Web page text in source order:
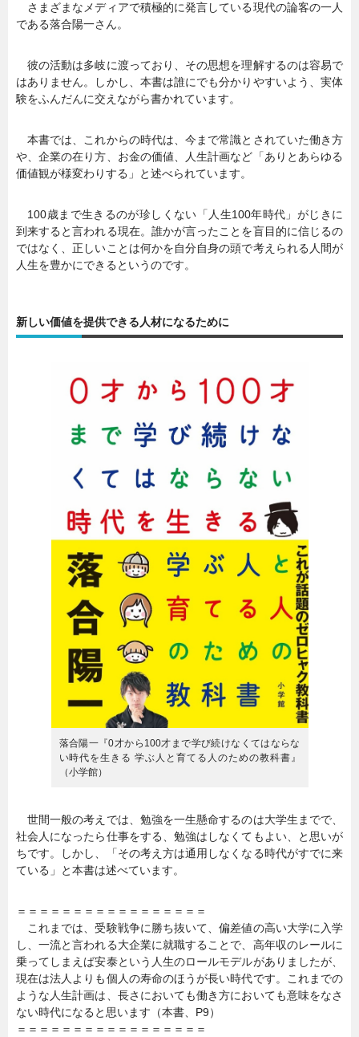
さまざまなメディアで積極的に発言している現代の論客の一人
である落合陽一さん。
彼の活動は多岐に渡っており、その思想を理解するのは容易で
はありません。しかし、本書は誰にでも分かりやすいよう、実体
験をふんだんに交えながら書かれています。
本書では、これからの時代は、今まで常識とされていた働き方
や、企業の在り方、お金の価値、人生計画など「ありとあらゆる
価値観が様変わりする」と述べられています。
100歳まで生きるのが珍しくない「人生100年時代」がじきに
到来すると言われる現在。誰かが言ったことを盲目的に信じるの
ではなく、正しいことは何かを自分自身の頭で考えられる人間が
人生を豊かにできるというのです。
新しい価値を提供できる人材になるために
落合陽一『0才から100才まで学び続けなくてはならな
い時代を生きる 学ぶ人と育てる人のための教科書』
（小学館）
世間一般の考えでは、勉強を一生懸命するのは大学生までで、
社会人になったら仕事をする、勉強はしなくてもよい、と思いが
ちです。しかし、「その考え方は通用しなくなる時代がすでに来
ている」と本書は述べています。
＝＝＝＝＝＝＝＝＝＝＝＝＝＝＝＝＝
これまでは、受験戦争に勝ち抜いて、偏差値の高い大学に入学
し、一流と言われる大企業に就職することで、高年収のレールに
乗ってしまえば安泰という人生のロールモデルがありましたが、
現在は法人よりも個人の寿命のほうが長い時代です。これまでの
ような人生計画は、長さにおいても働き方においても意味をなさ
ない時代になると思います（本書、P9）
＝＝＝＝＝＝＝＝＝＝＝＝＝＝＝＝＝